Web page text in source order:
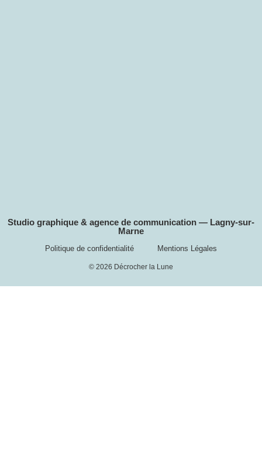
Studio graphique & agence de communication — Lagny-sur-
Marne
Politique de confidentialité Mentions Légales
© 2026 Décrocher la Lune